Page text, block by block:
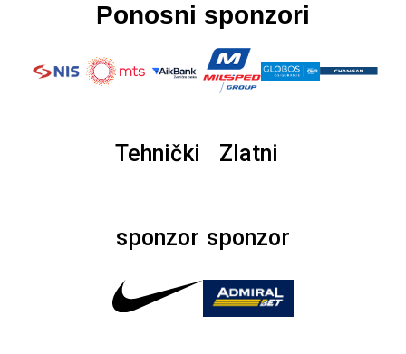
Ponosni sponzori
Tehnički
sponzor
Zlatni
sponzor